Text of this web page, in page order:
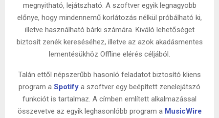
megnyitható, lejátszható. A szoftver egyik legnagyobb
előnye, hogy mindennemű korlátozás nélkül próbálható ki,
illetve használható bárki számára. Kiváló lehetőséget
biztosít zenék kereséséhez, illetve az azok akadásmentes
lementésükhöz Offline elérés céljából.
Talán ettől népszerűbb hasonló feladatot biztosító kliens
program a Spotify a szoftver egy beépített zenelejátszó
funkciót is tartalmaz. A címben említett alkalmazással
összevetve az egyik leghasonlóbb program a MusicWire